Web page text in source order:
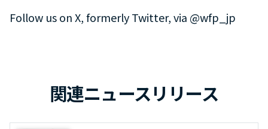
Follow us on X, formerly Twitter, via @wfp_jp
関連ニュースリリース